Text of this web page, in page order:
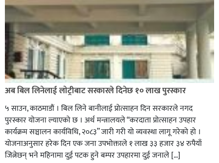
अब बिल लिनेलाई लाेट्रीबाट सरकारले दिनेछ १० लाख पुरस्कार
५ साउन, काठमाडौं । बिल लिने बानीलाई प्रोत्साहन दिन सरकारले नगद
पुरस्कार योजना ल्याएको छ । अर्थ मन्त्रालयले “करदाता प्रोत्साहन उपहार
कार्यक्रम सञ्चालन कार्यविधि, २०८३” जारी गरी यो व्यवस्था लागू गरेको हो ।
योजनाअनुसार हरेक दिन एक जना उपभोक्ताले १ लाख ३३ हजार ३४ रुपैयाँ
जित्नेछन् भने महिनामा दुई पटक हुने बम्पर उपहारमा दुई जनाले […]